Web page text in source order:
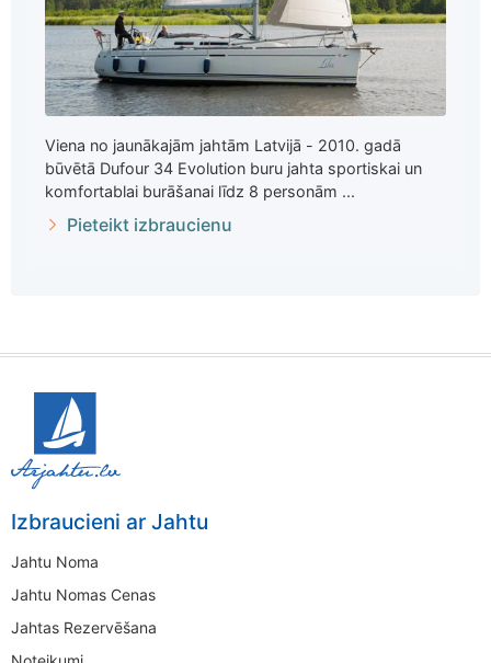
Viena no jaunākajām jahtām Latvijā - 2010. gadā
būvētā Dufour 34 Evolution buru jahta sportiskai un
komfortablai burāšanai līdz 8 personām ...
Pieteikt izbraucienu
Izbraucieni ar Jahtu
Jahtu Noma
Jahtu Nomas Cenas
Jahtas Rezervēšana